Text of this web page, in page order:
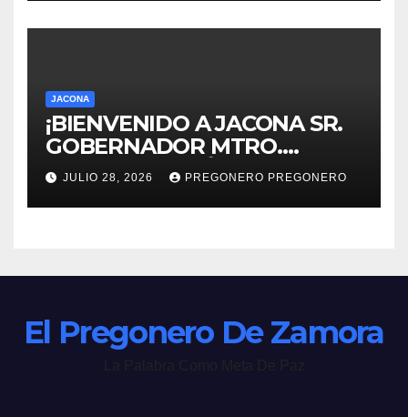
JACONA
¡BIENVENIDO A JACONA SR.
GOBERNADOR MTRO.
ALFREDO RAMÍREZ
BEDOLLA!
JULIO 28, 2026 PREGONERO PREGONERO
El Pregonero De Zamora